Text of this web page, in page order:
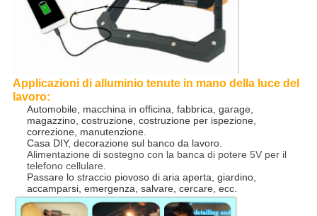
Applicazioni di alluminio tenute in mano della luce del
lavoro:
Automobile, macchina in officina, fabbrica, garage,
magazzino, costruzione, costruzione per ispezione,
correzione, manutenzione.
Casa DIY, decorazione sul banco da lavoro.
Alimentazione di sostegno con la banca di potere 5V per il
telefono cellulare.
Passare lo straccio piovoso di aria aperta, giardino,
accamparsi, emergenza, salvare, cercare, ecc.